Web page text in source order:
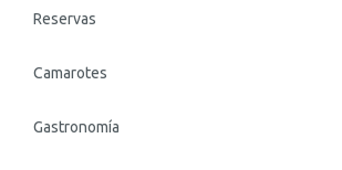
Reservas
Camarotes
Gastronomía